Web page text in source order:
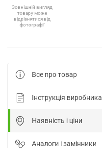
Зовнішній вигляд
товару може
відрізнятися від
фотографії
Все про товар
Інструкція виробника
Наявність і ціни
Аналоги і замінники